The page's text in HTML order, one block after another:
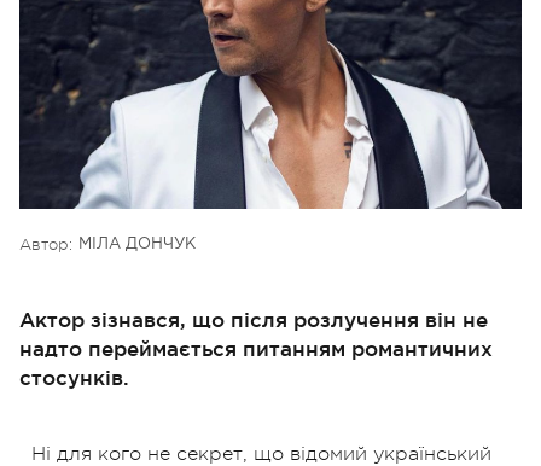
Автор: МІЛА ДОНЧУК
Актор зізнався, що після розлучення він не
надто переймається питанням романтичних
стосунків.
Ні для кого не секрет, що відомий український